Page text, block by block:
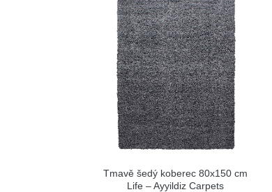
Tmavě šedý koberec 80x150 cm
Life – Ayyildiz Carpets